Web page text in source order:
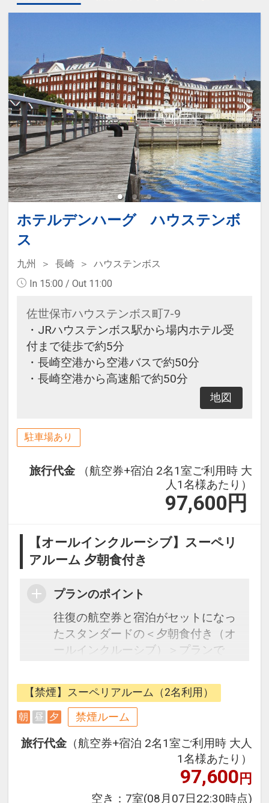
ホテルデンハーグ ハウステンボ
ス
九州 長崎
ハウステンボス
In 15:00 / Out 11:00
佐世保市ハウステンボス町7-9
・JRハウステンボス駅から場内ホテル受
付まで徒歩で約5分
・長崎空港から空港バスで約50分
・長崎空港から高速船で約50分
地図
駐車場あり
旅行代金
（航空券+宿泊 2名1室ご利用時 大
人1名様あたり）
97,600 円
【オールインクルーシブ】スーペリ
アルーム 夕朝食付き
プランのポイント
往復の航空券と宿泊がセットになっ
たスタンダードの＜夕朝食付き（オ
ールインクルーシブ）＞プランで
【ホテルの魅力・オールインクルー
シブサービス】
■パーク内唯一のオーシャンフロン
トの絶好のロケーション
■滞在中はオープンラウンジ（06:30
～23:00)にて、アルコールを含むド
リンクやスナック、時間帯によって
【禁煙】スーペリアルーム（2名利用）
朝 昼 夕 禁煙ルーム
旅行代金 （航空券+宿泊 2名1室ご利用時 大人
1名様あたり）
97,600円
空き： 7室(08月07日22:30時点)